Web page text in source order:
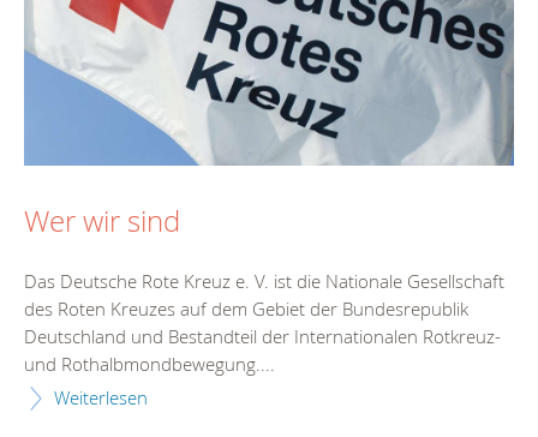
Wer wir sind
Das Deutsche Rote Kreuz e. V. ist die Nationale Gesellschaft
des Roten Kreuzes auf dem Gebiet der Bundesrepublik
Deutschland und Bestandteil der Internationalen Rotkreuz-
und Rothalbmondbewegung....
Weiterlesen